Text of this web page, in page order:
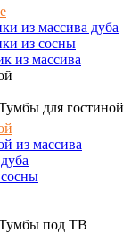
из массива дуба
из сосны
из массива
для гостиной
из массива
Тумбы под ТВ